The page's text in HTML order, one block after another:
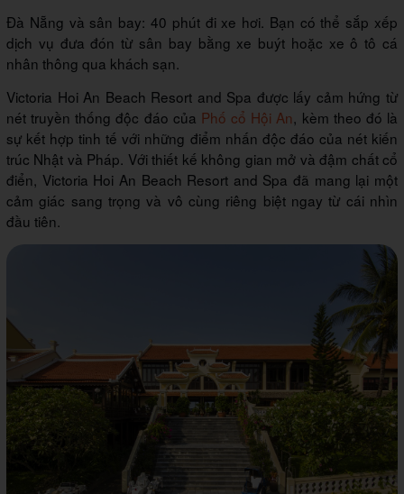
Đà Nẵng và sân bay: 40 phút đi xe hơi. Bạn có thể sắp xếp
dịch vụ đưa đón từ sân bay bằng xe buýt hoặc xe ô tô cá
nhân thông qua khách sạn.
Victoria Hoi An Beach Resort and Spa được lấy cảm hứng từ
nét truyền thống độc đáo của Phố cổ Hội An, kèm theo đó là
sự kết hợp tinh tế với những điểm nhấn độc đáo của nét kiến
trúc Nhật và Pháp. Với thiết kế không gian mở và đậm chất cổ
điển, Victoria Hoi An Beach Resort and Spa đã mang lại một
cảm giác sang trọng và vô cùng riêng biệt ngay từ cái nhìn
đầu tiên.